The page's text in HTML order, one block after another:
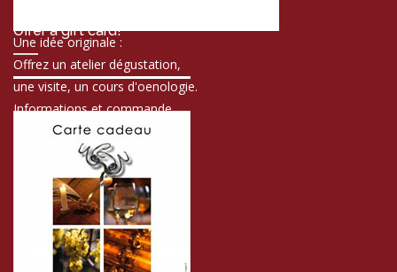
Une idée originale :
Offrez un atelier dégustation,
une visite, un cours d'oenologie.
Informations et commande
Offer a gift card!